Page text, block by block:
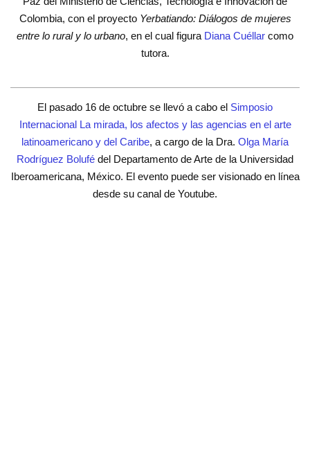
Colombia, con el proyecto Yerbatiando: Diálogos de mujeres
entre lo rural y lo urbano, en el cual figura Diana Cuéllar como
tutora.
El pasado 16 de octubre se llevó a cabo el Simposio
Internacional La mirada, los afectos y las agencias en el arte
latinoamericano y del Caribe, a cargo de la Dra. Olga María
Rodríguez Bolufé del Departamento de Arte de la Universidad
Iberoamericana, México. El evento puede ser visionado en línea
desde su canal de Youtube.